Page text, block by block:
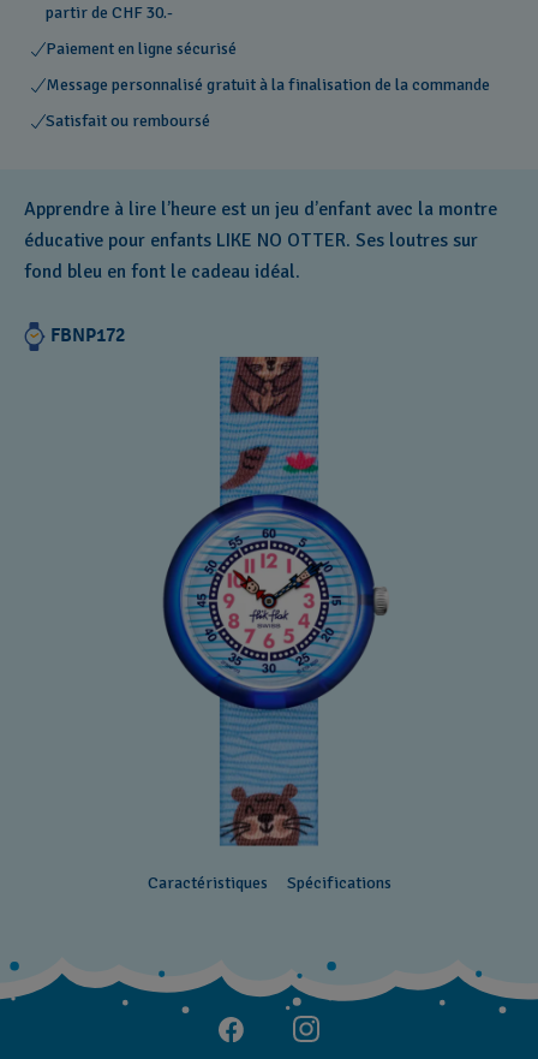
partir de CHF 30.-
Paiement en ligne sécurisé
Message personnalisé gratuit à la finalisation de la commande
Satisfait ou remboursé
Apprendre à lire l’heure est un jeu d’enfant avec la montre
éducative pour enfants LIKE NO OTTER. Ses loutres sur
fond bleu en font le cadeau idéal.
FBNP172
Caractéristiques Spécifications